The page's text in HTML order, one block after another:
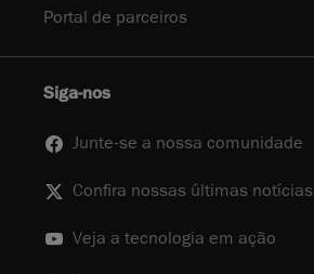
Portal de parceiros
Siga-nos
Junte-se a nossa comunidade
Confira nossas últimas notícias
Veja a tecnologia em ação